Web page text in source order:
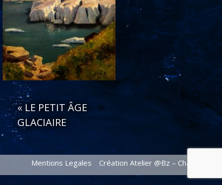
«LE PETIT ÂGE
GLACIAIRE
Mentions Legales Création Atelier @Bz – Chamonix